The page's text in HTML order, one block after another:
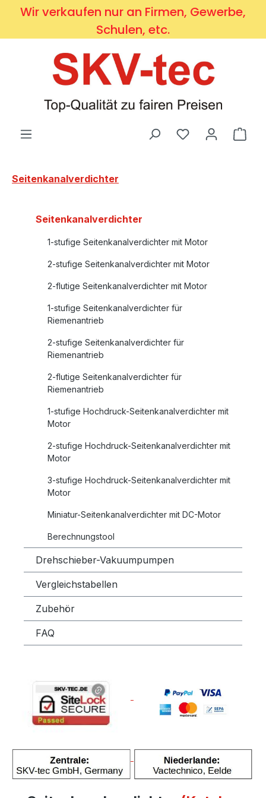
Zum Hauptinhalt springen
Wir verkaufen nur an Firmen, Gewerbe,
Schulen, etc.
Du hast 0
Seitenkanalverdichter
Seitenkanalverdichter
1-stufige Seitenkanalverdichter mit Motor
2-stufige Seitenkanalverdichter mit Motor
2-flutige Seitenkanalverdichter mit Motor
1-stufige Seitenkanalverdichter für
Riemenantrieb
2-stufige Seitenkanalverdichter für
Riemenantrieb
2-flutige Seitenkanalverdichter für
Riemenantrieb
1-stufige Hochdruck-Seitenkanalverdichter mit
Motor
2-stufige Hochdruck-Seitenkanalverdichter mit
Motor
3-stufige Hochdruck-Seitenkanalverdichter mit
Motor
Miniatur-Seitenkanalverdichter mit DC-Motor
Berechnungstool
Drehschieber-Vakuumpumpen
Vergleichstabellen
Zubehör
FAQ